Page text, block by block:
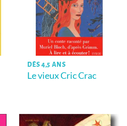
DÈS 4,5 ANS
Le vieux Cric Crac